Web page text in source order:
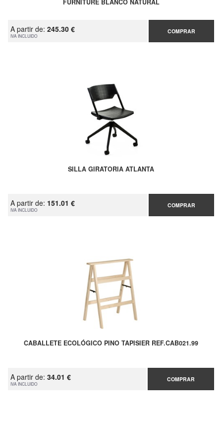
FURNITURE BLANCO NATURAL
A partir de: 245.30 €
IVA INCLUIDO
COMPRAR
SILLA GIRATORIA ATLANTA
A partir de: 151.01 €
IVA INCLUIDO
COMPRAR
CABALLETE ECOLÓGICO PINO TAPISIER REF.CAB021.99
A partir de: 34.01 €
IVA INCLUIDO
COMPRAR